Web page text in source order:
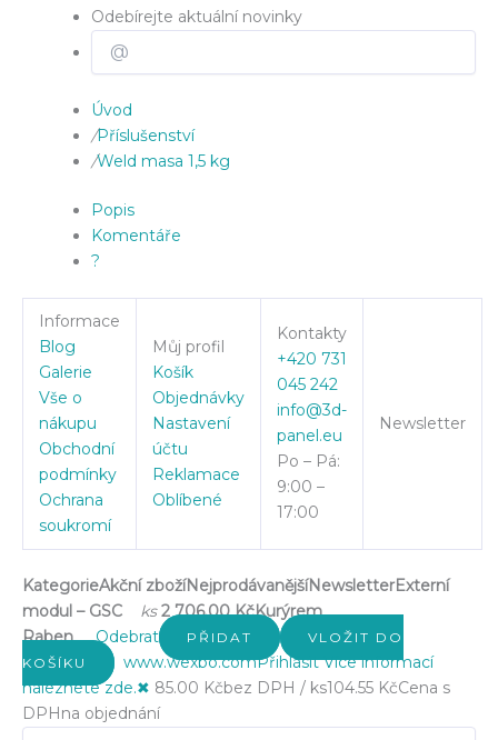
Odebírejte aktuální novinky
Úvod
/Příslušenství
/Weld masa 1,5 kg
Popis
Komentáře
?
Informace
Blog
Galerie
Vše o
nákupu
Obchodní
podmínky
Ochrana
soukromí
Můj profil
Košík
Objednávky
Nastavení
účtu
Reklamace
Oblíbené
Kontakty
+420 731
045 242
info@3d-
panel.eu
Po – Pá:
9:00 –
17:00
Newsletter
KategorieAkční zbožíNejprodávanějšíNewsletterExterní
modul – GSC
ks 2 706.00 KčKurýrem
Raben
Odebrat PŘIDAT
VLOŽIT DO
KOŠÍKU
www.wexbo.comPřihlásit Více informací
naleznete zde.✖ 85.00 Kčbez DPH / ks104.55 KčCena s
DPHna objednání